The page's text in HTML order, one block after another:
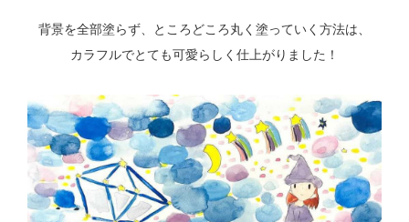
背景を全部塗らず、ところどころ丸く塗っていく方法は、
カラフルでとても可愛らしく仕上がりました！